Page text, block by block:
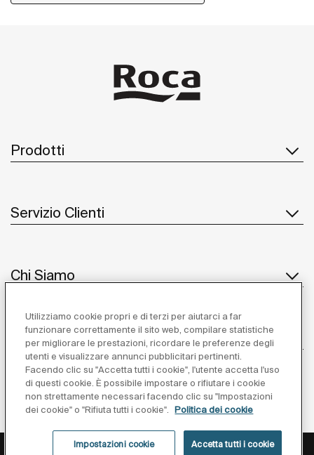
Prodotti
Servizio Clienti
Chi Siamo
Ispirazione
Seguiteci
Privacy Policy Avviso Legale Cookies Policy
Utilizziamo cookie propri e di terzi per aiutarci a far
funzionare correttamente il sito web, compilare statistiche
per migliorare le prestazioni, ricordare le preferenze degli
utenti e visualizzare annunci pubblicitari pertinenti.
Facendo clic su "Accetta tutti i cookie", l'utente accetta l'uso
di questi cookie. È possibile impostare o rifiutare i cookie
non strettamente necessari facendo clic su "Impostazioni
dei cookie" o "Rifiuta tutti i cookie".
Politica dei cookie
Impostazioni cookie Accetta tutti i cookie